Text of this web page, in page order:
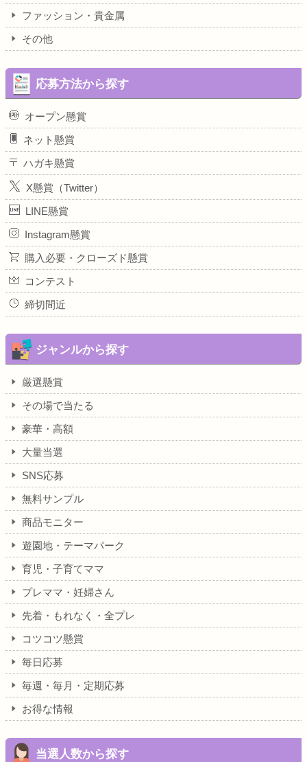
ファッション・貴金属
その他
応募方法から探す
オープン懸賞
ネット懸賞
ハガキ懸賞
X懸賞（Twitter）
LINE懸賞
Instagram懸賞
購入必要・クローズド懸賞
コンテスト
締切間近
ジャンルから探す
厳選懸賞
その場で当たる
豪華・高額
大量当選
SNS応募
無料サンプル
商品モニター
遊園地・テーマパーク
育児・子育てママ
プレママ・妊婦さん
先着・もれなく・全プレ
コツコツ懸賞
毎日応募
毎週・毎月・定期応募
お得な情報
当選人数から探す